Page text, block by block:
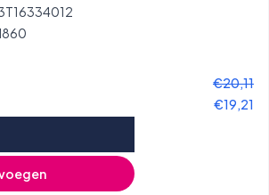
€20,11
€19,21